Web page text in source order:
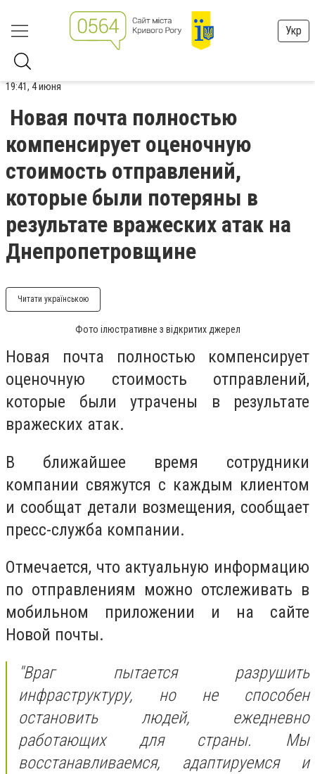
Укр
19:41, 4 июня
Новая почта полностью
компенсирует оценочную
стоимость отправлений,
которые были потеряны в
результате вражеских атак на
Днепропетровщине
Читати українською
Фото ілюстративне з відкритих джерел
Новая почта полностью компенсирует
оценочную стоимость отправлений,
которые были утрачены в результате
вражеских атак.
В ближайшее время сотрудники
компании свяжутся с каждым клиентом
и сообщат детали возмещения, сообщает
пресс-служба компании.
Отмечается, что актуальную информацию
по отправлениям можно отслеживать в
мобильном приложении и на сайте
Новой почты.
"Враг пытается разрушить
инфраструктуру, но не способен
остановить людей, ежедневно
работающих для страны. Мы
восстанавливаемся, адаптируемся и